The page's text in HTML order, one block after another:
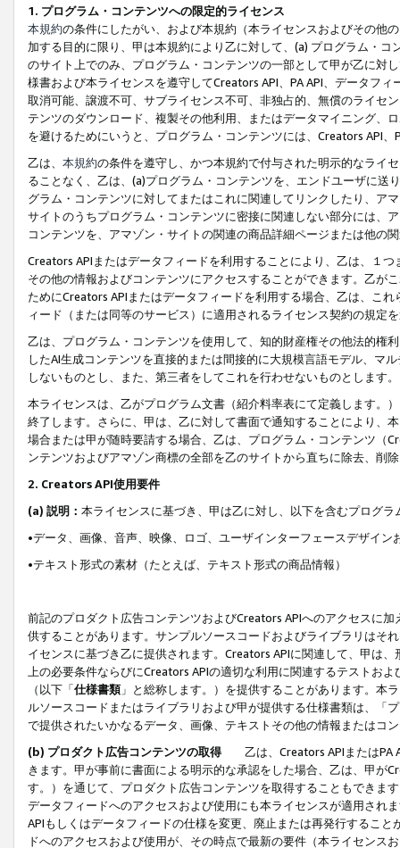
1. プログラム・コンテンツへの限定的ライセンス
本規約の条件にしたがい、および本規約（本ライセンスおよびその他
加する目的に限り、甲は本規約により乙に対して、(a) プログラム・
のサイト上でのみ、プログラム・コンテンツの一部として甲が乙に対
様書および本ライセンスを遵守してCreators API、PA API、データフ
取消可能、譲渡不可、サブライセンス不可、非独占的、無償のライセ
テンツのダウンロード、複製その他利用、またはデータマイニング、
を避けるためにいうと、プログラム・コンテンツには、Creators API
乙は、 本規約の条件を遵守し、かつ本規約で付与された明示的なライ
ることなく、乙は、(a)プログラム・コンテンツを、エンドユーザに
グラム・コンテンツに対してまたはこれに関連してリンクしたり、ア
サイトのうちプログラム・コンテンツに密接に関連しない部分には、
コンテンツを、アマゾン・サイトの関連の商品詳細ページまたは他の
Creators APIまたはデータフィードを利用することにより、乙は、１
その他の情報およびコンテンツにアクセスすることができます。乙が
ためにCreators APIまたはデータフィードを利用する場合、乙は、こ
ィード（または同等のサービス）に適用されるライセンス契約の規定
乙は、プログラム・コンテンツを使用して、知的財産権その他法的権
したAI生成コンテンツを直接的または間接的に大規模言語モデル、マ
しないものとし、また、第三者をしてこれを行わせないものとします。
本ライセンスは、乙がプログラム文書（紹介料率表にて定義します。
終了します。さらに、甲は、乙に対して書面で通知することにより、
場合または甲が随時要請する場合、乙は、プログラム・コンテンツ（
ンテンツおよびアマゾン商標の全部を乙のサイトから直ちに除去、削
2. Creators API使用要件
(a) 説明： 本ライセンスに基づき、甲は乙に対し、以下を含むプログ
•データ、画像、音声、映像、ロゴ、ユーザインターフェースデザイ
•テキスト形式の素材（たとえば、テキスト形式の商品情報）
前記のプロダクト広告コンテンツおよびCreators APIへのアクセスに
供することがあります。サンプルソースコードおよびライブラリはそ
イセンスに基づき乙に提供されます。Creators APIに関連して、甲は
上の必要条件ならびにCreators APIの適切な利用に関連するテストお
（以下「仕様書類」と総称します。）を提供することがあります。本
ルソースコードまたはライブラリおよび甲が提供する仕様書類は、「
で提供されたいかなるデータ、画像、テキストその他の情報またはコ
(b) プロダクト広告コンテンツの取得
乙は、Creators APIまたはPA
きます。甲が事前に書面による明示的な承認をした場合、乙は、甲が
す。）を通じて、プロダクト広告コンテンツを取得することもできま
データフィードへのアクセスおよび使用にも本ライセンスが適用され
APIもしくはデータフィードの仕様を変更、廃止または再発行するこ
ドへのアクセスおよび使用が、その時点で最新の要件（本ライセン